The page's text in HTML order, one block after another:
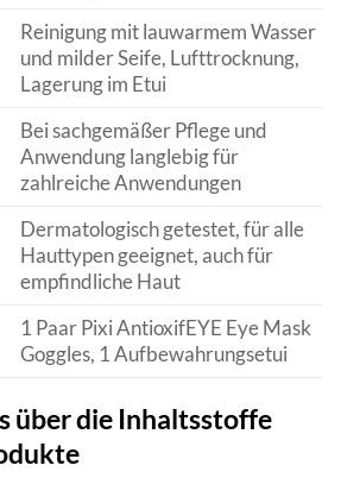
Reinigung mit lauwarmem Wasser
und milder Seife, Lufttrocknung,
Lagerung im Etui
Bei sachgemäßer Pflege und
Anwendung langlebig für
zahlreiche Anwendungen
Dermatologisch getestet, für alle
Hauttypen geeignet, auch für
empfindliche Haut
1 Paar Pixi AntioxifEYE Eye Mask
Goggles, 1 Aufbewahrungsetui
über die Inhaltsstoffe